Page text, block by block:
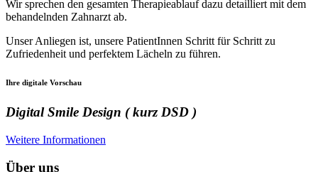
Wir sprechen den gesamten Therapieablauf dazu detailliert mit dem
behandelnden Zahnarzt ab.
Unser Anliegen ist, unsere PatientInnen Schritt für Schritt zu
Zufriedenheit und perfektem Lächeln zu führen.
Ihre digitale Vorschau
Digital Smile Design ( kurz DSD )
Weitere Informationen
Über uns